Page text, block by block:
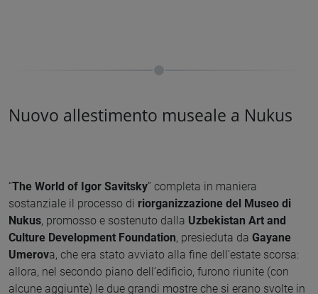
Nuovo allestimento museale a Nukus
“The World of Igor Savitsky” completa in maniera
sostanziale il processo di riorganizzazione del Museo di
Nukus, promosso e sostenuto dalla Uzbekistan Art and
Culture Development Foundation, presieduta da Gayane
Umerova, che era stato avviato alla fine dell’estate scorsa:
allora, nel secondo piano dell’edificio, furono riunite (con
alcune aggiunte) le due grandi mostre che si erano svolte in